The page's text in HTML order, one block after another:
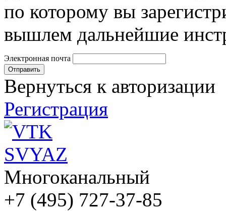
по которому вы
вышлем дальнейшие
Электронная почта
Вернуться к авторизации
Регистрация
Многоканальный
+7 (495) 727-37-85